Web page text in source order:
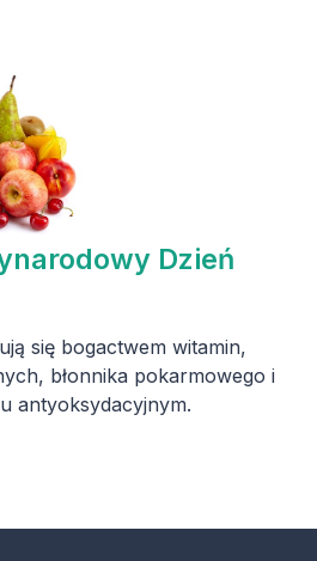
Dzień
się bogactwem witamin,
błonnika pokarmowego i
antyoksydacyjnym.